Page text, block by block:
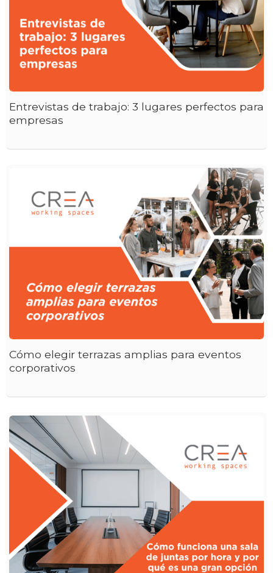
Entrevistas de trabajo: 3 lugares perfectos para
empresas
Cómo elegir terrazas amplias para eventos
corporativos